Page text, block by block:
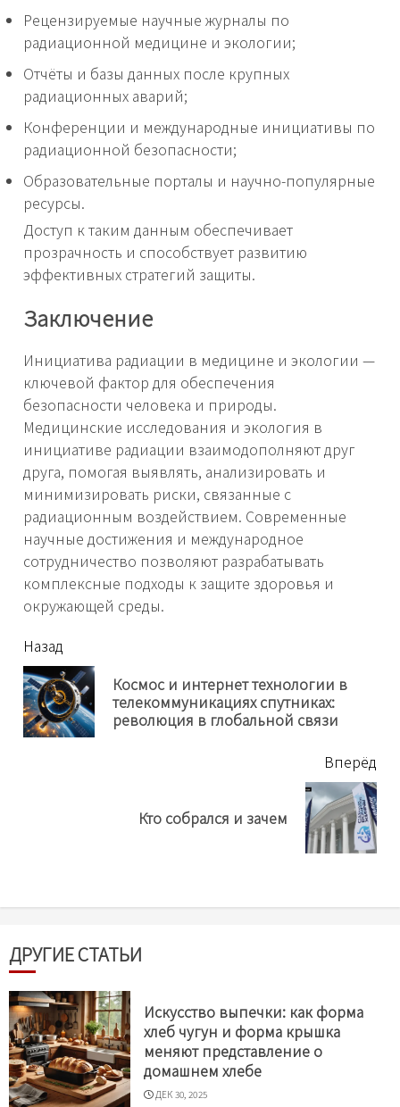
Рецензируемые научные журналы по
радиационной медицине и экологии;
Отчёты и базы данных после крупных
радиационных аварий;
Конференции и международные инициативы по
радиационной безопасности;
Образовательные порталы и научно-популярные
ресурсы.
Доступ к таким данным обеспечивает
прозрачность и способствует развитию
эффективных стратегий защиты.
Заключение
Инициатива радиации в медицине и экологии —
ключевой фактор для обеспечения
безопасности человека и природы.
Медицинские исследования и экология в
инициативе радиации взаимодополняют друг
друга, помогая выявлять, анализировать и
минимизировать риски, связанные с
радиационным воздействием. Современные
научные достижения и международное
сотрудничество позволяют разрабатывать
комплексные подходы к защите здоровья и
окружающей среды.
читать
еще
Назад
Космос и интернет технологии в
телекоммуникациях спутниках:
революция в глобальной связи
Вперёд
Кто собрался и зачем
ДРУГИЕ СТАТЬИ
Искусство выпечки: как форма
хлеб чугун и форма крышка
меняют представление о
домашнем хлебе
ДЕК 30, 2025